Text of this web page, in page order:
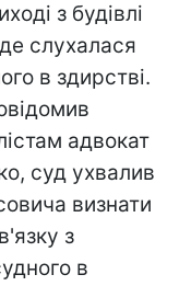
з будівлі
слухалася
в здирстві.
адвокат
суд ухвалив
визнати
з
в